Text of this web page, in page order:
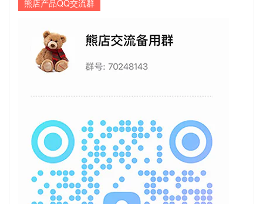
熊店产品QQ交流群